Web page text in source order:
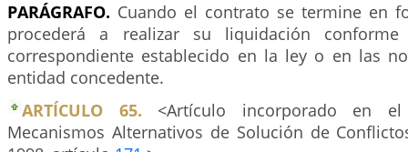
PARÁGRAFO. Cuando el contrato se termine en
procederá a realizar su liquidación
correspondiente establecido en la ley o en las
entidad concedente.
ARTÍCULO 65. <Artículo incorporado en
Mecanismos Alternativos de Solución de